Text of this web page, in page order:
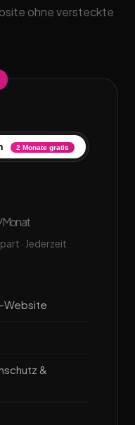
ohne versteckte
2 Monate gratis
· Jederzeit
Website
&